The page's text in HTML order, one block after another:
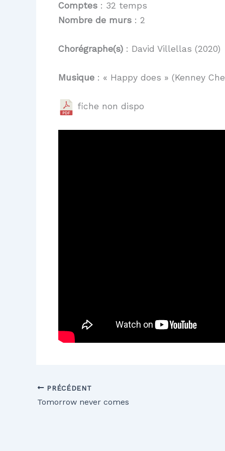
Comptes : 32 temps
Nombre de murs : 2
Chorégraphe(s) : David Villellas (2020)
Musique : « Happy does » (Kenney
fiche non dispo
PRÉCÉDENT
Tomorrow never comes